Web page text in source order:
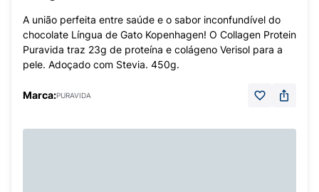
A união perfeita entre saúde e o sabor inconfundível do
chocolate Língua de Gato Kopenhagen! O Collagen Protein
Puravida traz 23g de proteína e colágeno Verisol para a
pele. Adoçado com Stevia. 450g.
Marca:PURAVIDA